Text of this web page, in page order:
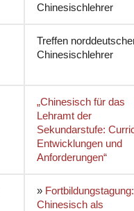
Chinesischlehrer
Treffen
Chinesischlehrer
„Chinesisch für das
Lehramt der
Sekundarstufe:
Entwicklungen und
Anforderungen“
» Fortbildungstagung:
Chinesisch als